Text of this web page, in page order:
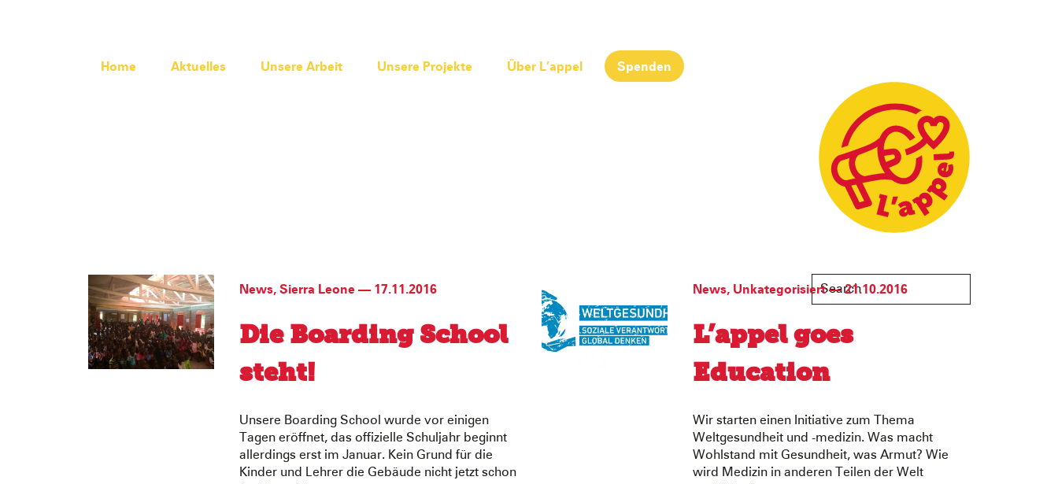
Home Aktuelles Unsere Arbeit Unsere Projekte Über L’appel Spenden
News, Sierra Leone — 17.11.2016
Die Boarding School
steht!
Unsere Boarding School wurde vor einigen
Tagen eröffnet, das offizielle Schuljahr beginnt
allerdings erst im Januar. Kein Grund für die
Kinder und Lehrer die Gebäude nicht jetzt schon
News, Unkategorisiert —21.10.2016
L’appel goes
Education
Wir starten einen Initiative zum Thema
Weltgesundheit und -medizin. Was macht
Wohlstand mit Gesundheit, was Armut? Wie
wird Medizin in anderen Teilen der Welt